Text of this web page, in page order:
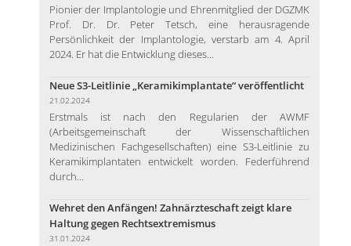
Pionier der Implantologie und Ehrenmitglied der DGZMK
Prof. Dr. Dr. Peter Tetsch, eine herausragende
Persönlichkeit der Implantologie, verstarb am 4. April
2024. Er hat die Entwicklung dieses...
Neue S3-Leitlinie „Keramikimplantate“ veröffentlicht
21.02.2024
Erstmals ist nach den Regularien der AWMF
(Arbeitsgemeinschaft der Wissenschaftlichen
Medizinischen Fachgesellschaften) eine S3-Leitlinie zu
Keramikimplantaten entwickelt worden. Federführend
durch...
Wehret den Anfängen! Zahnärzteschaft zeigt klare
Haltung gegen Rechtsextremismus
31.01.2024